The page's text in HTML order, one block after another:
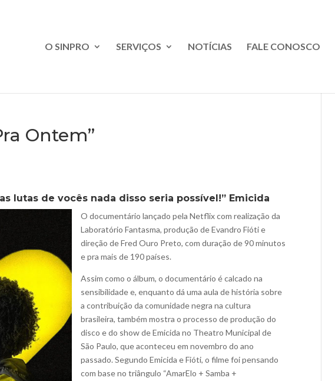
O SINPRO SERVIÇOS NOTÍCIAS FALE CONOSCO
Ontem”
lutas de vocês nada disso seria possível!” Emicida
O documentário lançado pela Netflix com realização da
Laboratório Fantasma, produção de Evandro Fióti e
direção de Fred Ouro Preto, com duração de 90 minutos
e pra mais de 190 países.
Assim como o álbum, o documentário é calcado na
sensibilidade e, enquanto dá uma aula de história sobre
a contribuição da comunidade negra na cultura
brasileira, também mostra o processo de produção do
disco e do show de Emicida no Theatro Municipal de
São Paulo, que aconteceu em novembro do ano
passado. Segundo Emicida e Fióti, o filme foi pensando
com base no triângulo “AmarElo + Samba +